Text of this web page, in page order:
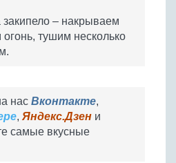
– накрываем
тушим несколько
нас Вконтакте,
, Яндекс.Дзен и
самые вкусные